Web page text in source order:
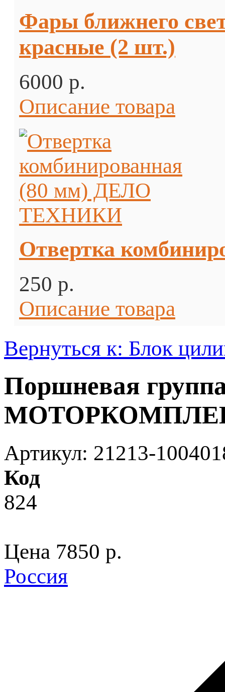
Фары ближнего
красные (2 шт.)
6000 p.
Описание товара
Отвертка
250 p.
Описание товара
Вернуться к: Блок
Поршневая
Артикул: 21213-
Код
824
Цена 7850 p.
Россия